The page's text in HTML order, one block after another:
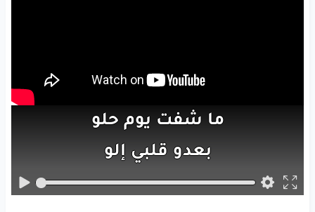
ما شفت يومحلو
بعدو قلبي إلو
وكتيراشتقتلو